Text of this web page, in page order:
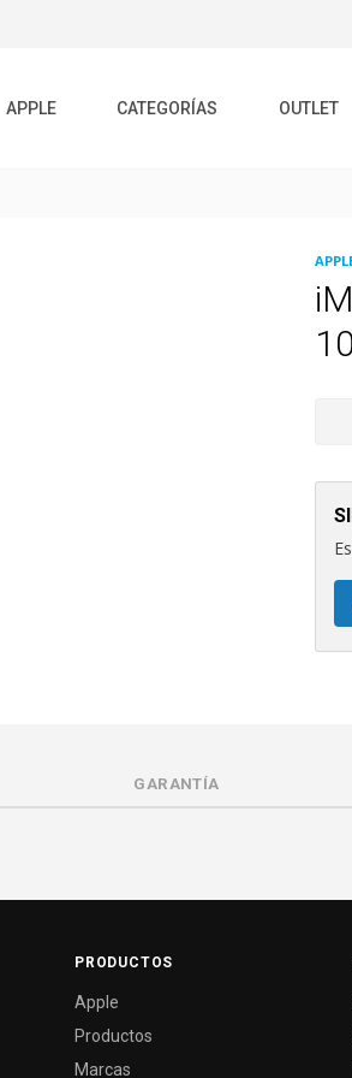
APPLE CATEGORÍAS OUTLET
GARANTÍA
PRODUCTOS
Apple
Productos
Marcas